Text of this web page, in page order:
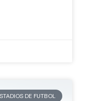
DE FUTBOL